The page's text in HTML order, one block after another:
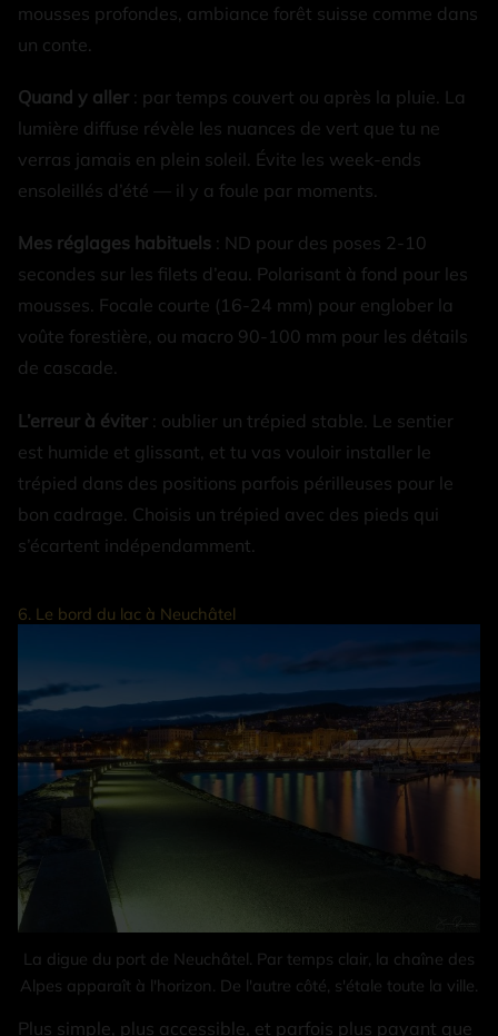
mousses profondes, ambiance forêt suisse comme dans
un conte.
Quand y aller : par temps couvert ou après la pluie. La
lumière diffuse révèle les nuances de vert que tu ne
verras jamais en plein soleil. Évite les week-ends
ensoleillés d’été — il y a foule par moments.
Mes réglages habituels : ND pour des poses 2-10
secondes sur les filets d’eau. Polarisant à fond pour les
mousses. Focale courte (16-24 mm) pour englober la
voûte forestière, ou macro 90-100 mm pour les détails
de cascade.
L’erreur à éviter : oublier un trépied stable. Le sentier
est humide et glissant, et tu vas vouloir installer le
trépied dans des positions parfois périlleuses pour le
bon cadrage. Choisis un trépied avec des pieds qui
s’écartent indépendamment.
6. Le bord du lac à Neuchâtel
La digue du port de Neuchâtel. Par temps clair, la chaîne des
Alpes apparaît à l'horizon. De l'autre côté, s'étale toute la ville.
Plus simple, plus accessible, et parfois plus payant que